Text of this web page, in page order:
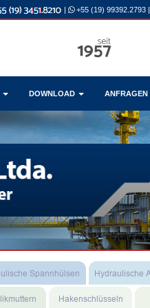
| +55 (19) 99392.2793 |
DOWNLOAD ANFRAGEN